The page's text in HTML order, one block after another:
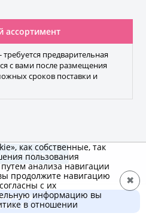
ассортимент
- требуется предварительная
с вами после размещения
сроков поставки и
в ЭКС.Бизнес
481 ₽
как собственные, так
пользования
анализа навигации
продолжите навигацию
с их
информацию вы
в отношении
✖